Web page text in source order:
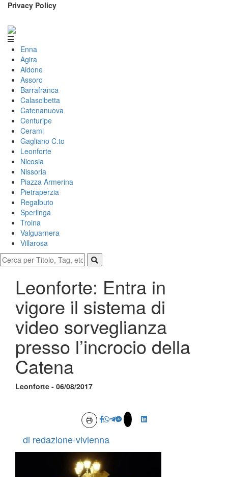
Privacy Policy
Enna
Agira
Aidone
Assoro
Barrafranca
Calascibetta
Catenanuova
Centuripe
Cerami
Gagliano C.to
Leonforte
Nicosia
Nissoria
Piazza Armerina
Pietraperzia
Regalbuto
Sperlinga
Troina
Valguarnera
Villarosa
Leonforte: Entra in
vigore il sistema di
video sorveglianza
presso l’incrocio della
Catena
Leonforte - 06/08/2017
di redazione-vivienna